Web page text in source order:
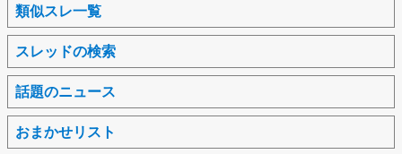
類似スレ一覧
スレッドの検索
話題のニュース
おまかせリスト